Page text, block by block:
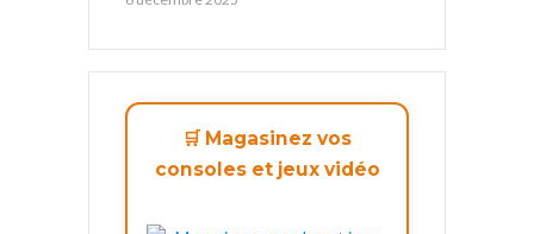
🛒 Magasinez vos
consoles et jeux vidéo